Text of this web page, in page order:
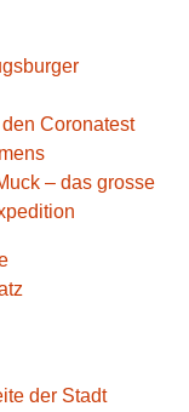
Coronatest
– das grosse
der Stadt